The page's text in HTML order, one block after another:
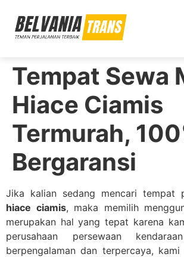
Tempat Sewa
Hiace Ciamis
Termurah,
Bergaransi
Jika kalian sedang mencari tempat
hiace ciamis, maka memilih
merupakan hal yang tepat karena
perusahaan persewaan
berpengalaman dan terpercaya,